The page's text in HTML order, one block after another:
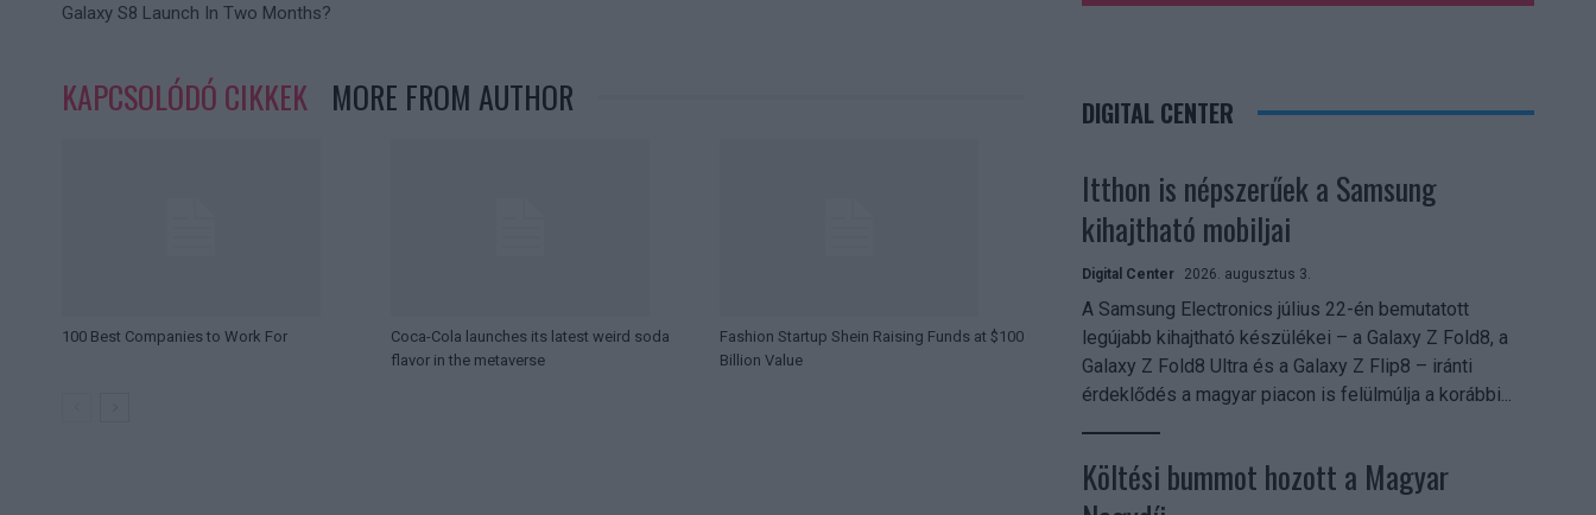
Galaxy S8 Launch In Two Months?
KAPCSOLÓDÓ CIKKEK MORE FROM AUTHOR
100 Best Companies to Work For
Coca-Cola launches its latest weird soda
flavor in the metaverse
Fashion Startup Shein Raising Funds at $100
Billion Value
DIGITAL CENTER
Itthon is népszerűek a Samsung
kihajtható mobiljai
Digital Center 2026. augusztus 3.
A Samsung Electronics július 22-én bemutatott
legújabb kihajtható készülékei – a Galaxy Z Fold8, a
Galaxy Z Fold8 Ultra és a Galaxy Z Flip8 – iránti
érdeklődés a magyar piacon is felülmúlja a korábbi...
Költési bummot hozott a Magyar